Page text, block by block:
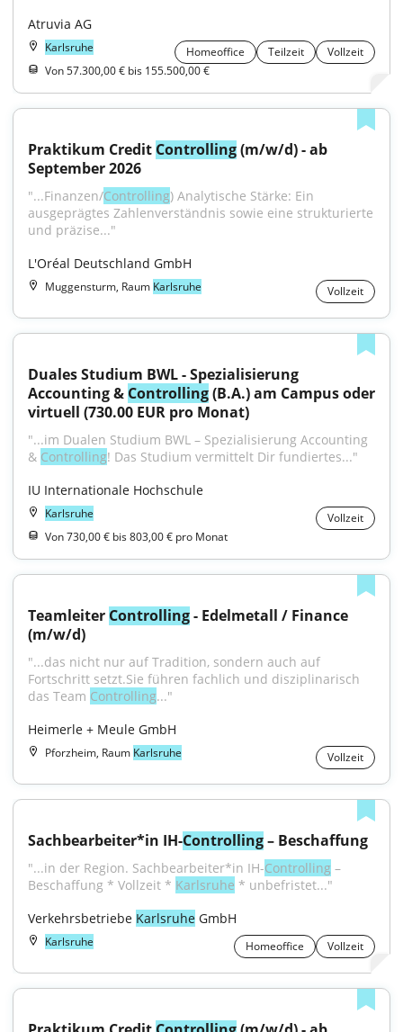
Atruvia AG
Karlsruhe Homeoffice Teilzeit
Vollzeit
Von 57.300,00 € bis 155.500,00 €
Praktikum Credit Controlling (m/w/d) - ab
September 2026
"...Finanzen/Controlling) Analytische Stärke: Ein
ausgeprägtes Zahlenverständnis sowie eine strukturierte
und präzise..."
L'Oréal Deutschland GmbH
Muggensturm, Raum Karlsruhe Vollzeit
Duales Studium BWL - Spezialisierung
Accounting & Controlling (B.A.) am Campus oder
virtuell (730.00 EUR pro Monat)
"...im Dualen Studium BWL – Spezialisierung Accounting
& Controlling! Das Studium vermittelt Dir fundiertes..."
IU Internationale Hochschule
Karlsruhe
Vollzeit
Von 730,00 € bis 803,00 € pro Monat
Teamleiter Controlling - Edelmetall / Finance
(m/w/d)
"...das nicht nur auf Tradition, sondern auch auf
Fortschritt setzt.Sie führen fachlich und disziplinarisch
das Team Controlling..."
Heimerle + Meule GmbH
Pforzheim, Raum Karlsruhe Vollzeit
Sachbearbeiter*in IH-Controlling – Beschaffung
"...in der Region. Sachbearbeiter*in IH-Controlling –
Beschaffung * Vollzeit * Karlsruhe * unbefristet..."
Verkehrsbetriebe Karlsruhe GmbH
Karlsruhe Homeoffice Vollzeit